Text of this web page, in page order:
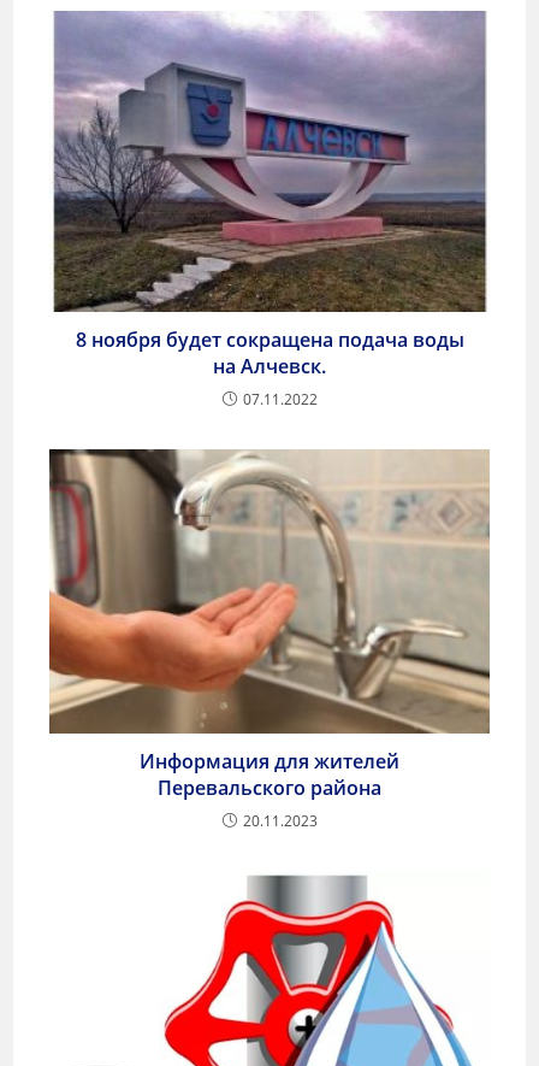
8 ноября будет сокращена подача воды
на Алчевск.
07.11.2022
Информация для жителей
Перевальского района
20.11.2023